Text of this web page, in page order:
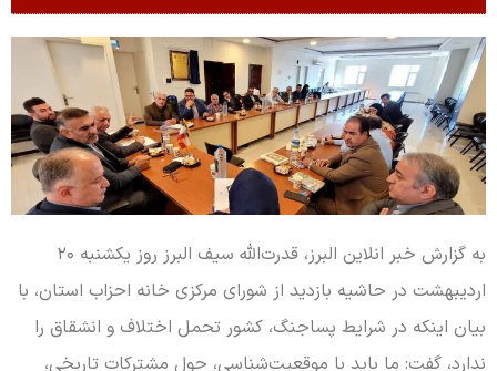
به گزارش خبر انلاین البرز، قدرت‌الله سیف البرز روز یکشنبه ۲۰
اردیبهشت در حاشیه بازدید از شورای مرکزی خانه احزاب استان، با
بیان اینکه در شرایط پساجنگ، کشور تحمل اختلاف و انشقاق را
ندارد، گفت: ما باید با موقعیت‌شناسی، حول مشترکات تاریخی،